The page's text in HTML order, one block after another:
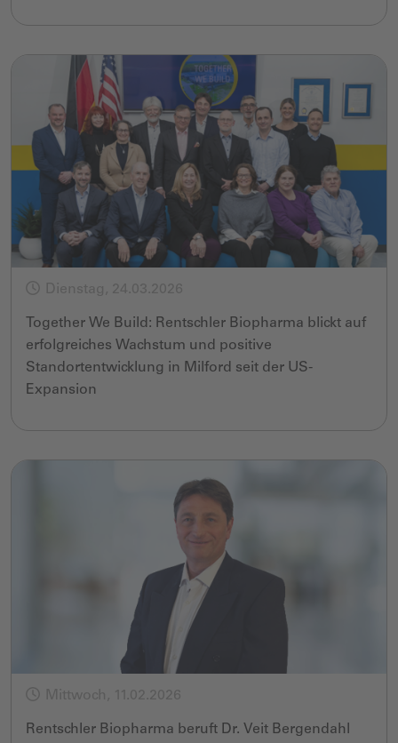
Together We Build: Rentschler Biopharma blickt auf
erfolgreiches Wachstum und positive
Standortentwicklung in Milford seit der US-
Expansion
Rentschler Biopharma beruft Dr. Veit Bergendahl